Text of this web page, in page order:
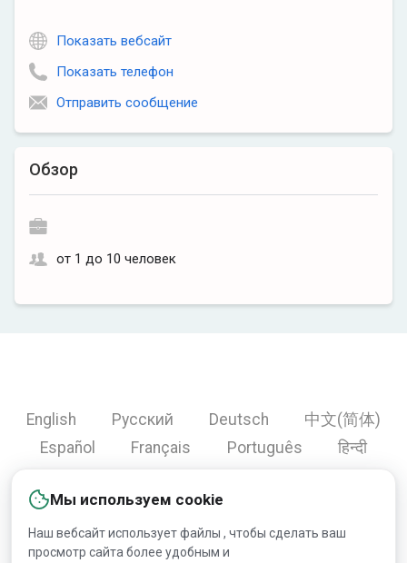
Обзор
от 1 до 10 человек
Показать вебсайт
Показать телефон
Отправить сообщение
Мы используем cookie
Наш вебсайт использует файлы , чтобы сделать ваш
просмотр сайта более удобным и
English Русский Deutsch
中文(简体)
Español
Français Português
हिन्दी
Copyright © 2000-2026 Lesprom Network. Все права